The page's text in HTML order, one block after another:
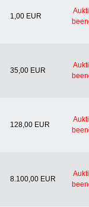
1,00 EUR
35,00 EUR
128,00 EUR
8.100,00 EUR